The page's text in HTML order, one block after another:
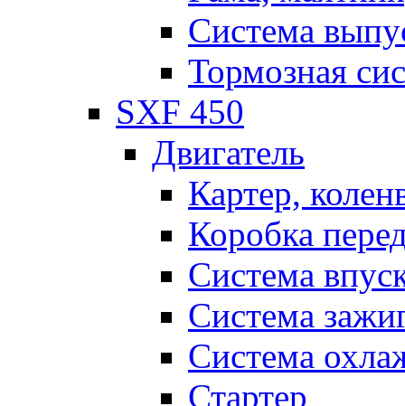
Система
Тормозная
SXF 450
Двигатель
Картер,
Коробка
Система
Система
Система
Стартер